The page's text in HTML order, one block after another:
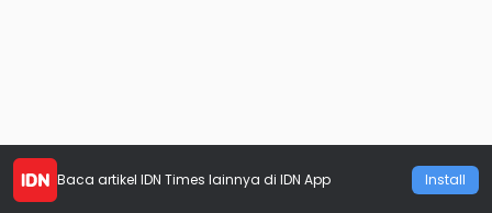
Baca artikel IDN Times lainnya di IDN App Install